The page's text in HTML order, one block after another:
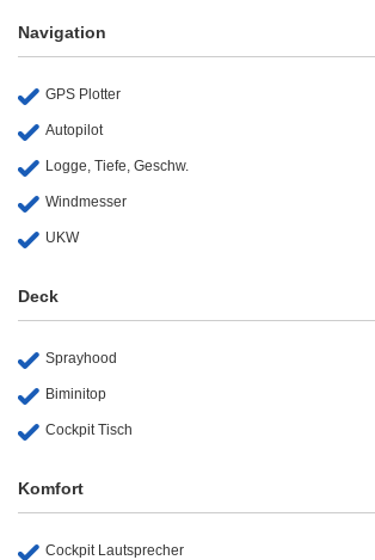
Navigation
GPS Plotter
Autopilot
Logge, Tiefe, Geschw.
Windmesser
UKW
Deck
Sprayhood
Biminitop
Cockpit Tisch
Komfort
Cockpit Lautsprecher